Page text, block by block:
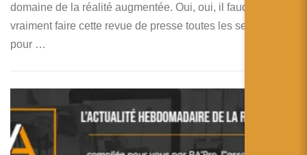
domaine de la réalité augmentée. Oui, oui, il faudrait
vraiment faire cette revue de presse toutes les semaines
pour …